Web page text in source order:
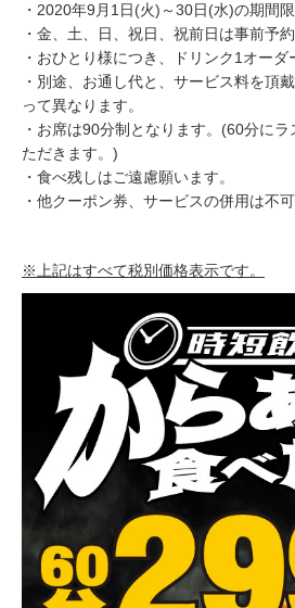
・2020年9月1日(火)～30日(水)の期間限
・金、土、日、祝日、祝前日は事前予
・おひとり様につき、ドリンク1オーダ
・別途、お通し代と、サービス料を頂
って異なります。
・お席は90分制となります。(60分に
ただきます。)
・食べ残しはご遠慮願います。
・他クーポン券、サービスの併用は不可
※上記はすべて税別価格表示です。